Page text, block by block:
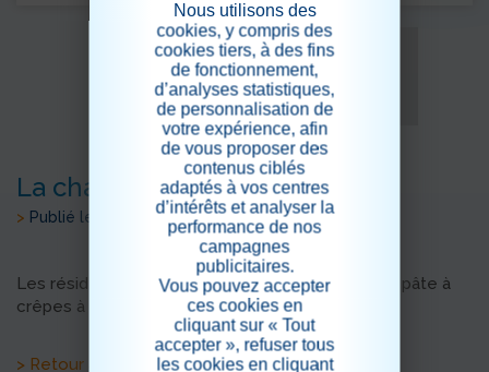
La chandeleur
> Publié le 05/02/2024
Les résidents ont préparé le vendredi 2 février la pâte à
crêpes à l’occasion de la chandeleur.
> Retour aux actualités
Nous utilisons des
cookies, y compris des
cookies tiers, à des fins
de fonctionnement,
d’analyses statistiques,
de personnalisation de
votre expérience, afin
de vous proposer des
contenus ciblés
adaptés à vos centres
d’intérêts et analyser la
performance de nos
campagnes
publicitaires.
Vous pouvez accepter
ces cookies en
cliquant sur « Tout
accepter », refuser tous
les cookies en cliquant